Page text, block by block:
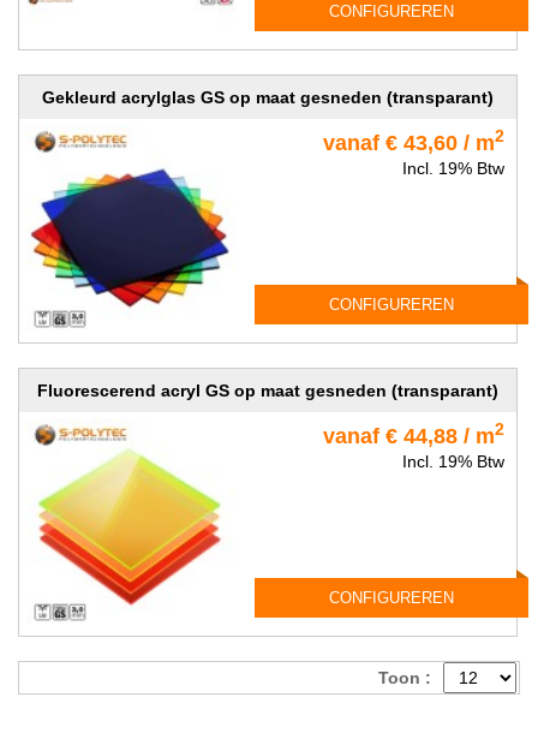
CONFIGUREREN
Gekleurd acrylglas GS op maat gesneden (transparant)
vanaf € 43,60 / m2
Incl. 19% Btw
CONFIGUREREN
Fluorescerend acryl GS op maat gesneden (transparant)
vanaf € 44,88 / m2
Incl. 19% Btw
CONFIGUREREN
Toon :